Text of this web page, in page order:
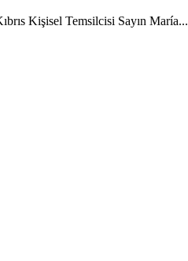
Kişisel Temsilcisi Sayın María...